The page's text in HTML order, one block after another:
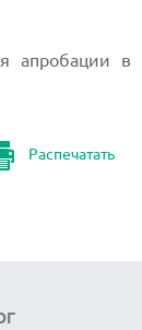
апробации в
Распечатать